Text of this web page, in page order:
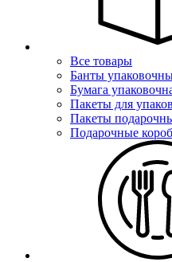
Все товары
Банты
Бумага
Пакеты для
Пакеты
Подарочные